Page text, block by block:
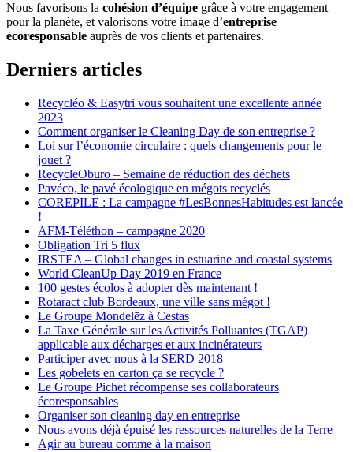
Nous favorisons la cohésion d’équipe grâce à votre engagement
pour la planète, et valorisons votre image d’entreprise
écoresponsable auprès de vos clients et partenaires.
Derniers articles
Recycléo & Easytri vous souhaitent une excellente année
2023
Comment organiser le Cleaning Day de son entreprise ?
Loi sur l’économie circulaire : quels changements pour le
jouet ?
RecycleOburo – Semaine de réduction des déchets
Pavéco, le pavé écologique en mégots recyclés
COREPILE : La campagne #LesBonnesHabitudes est lancée
!
AFM-Téléthon – campagne 2020
Obligation Tri 5 flux
IRSTEA – Global changes in estuarine and coastal systems
World CleanUp Day 2019 en France
100 gestes écolos à adopter dès maintenant !
Rotaract club Bordeaux, une ville sans mégot !
Le Groupe Mondelēz à Cestas
La Taxe Générale sur les Activités Polluantes (TGAP)
applicable aux décharges et aux incinérateurs
Participer avec nous à la SERD 2018
Les gobelets en carton ça se recycle ?
Le Groupe Pichet récompense ses collaborateurs
écoresponsables
Organiser son cleaning day en entreprise
Nous avons déjà épuisé les ressources naturelles de la Terre
Agir au bureau comme à la maison